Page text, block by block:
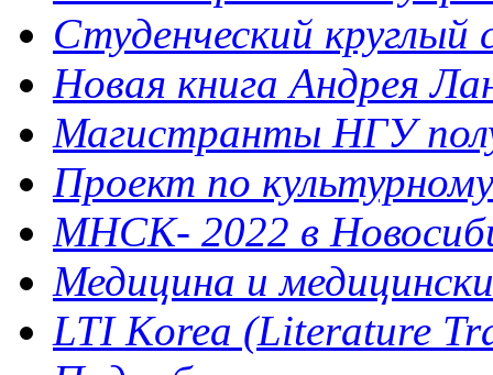
Студенческий круглый
Новая книга Андрея
Магистранты НГУ
Проект по
МНСК- 2022 в
Медицина и
LTI Korea (Literature